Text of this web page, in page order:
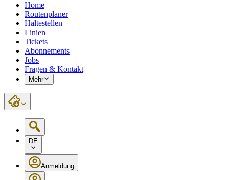
Home
Routenplaner
Haltestellen
Linien
Tickets
Abonnements
Jobs
Fragen & Kontakt
Mehr
DE
Anmeldung